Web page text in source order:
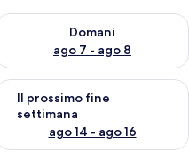
ago 6 - ago 7
Domani
ago 7 - ago 8
la disponibilità per
fine settimana, ago 7 - ago
Il prossimo fine
settimana
ago 14 - ago 16
la disponibilità per il